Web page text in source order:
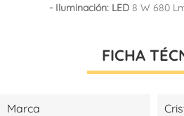
- Iluminación: LED8 W 680
FICHA
Marca